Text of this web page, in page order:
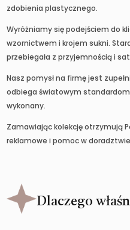
zdobienia plastycznego.
Wyróżniamy się podejściem do
wzornictwem i krojem sukni.
przebiegała z przyjemnością i
Nasz pomysł na firmę jest
odbiega światowym
wykonany.
Zamawiając kolekcję otrzymują
reklamowe i pomoc w
Dlaczego